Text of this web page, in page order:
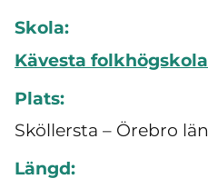
Skola:
Kävesta folkhögskola
Plats:
Sköllersta – Örebro län
Längd: